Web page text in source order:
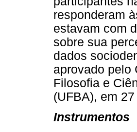
responderam
estavam com
sobre sua
dados
aprovado pelo
Filosofia e
(UFBA), em
Instrumentos